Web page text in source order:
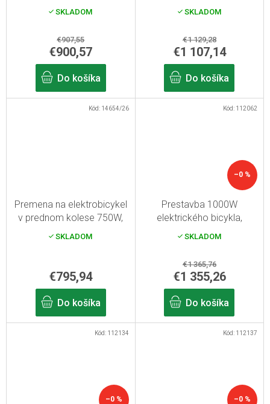
kapacita batérie 15,6Ah
SKLADOM
€907,55
€900,57
Do košíka
16Ah, kapacita rámovej
SKLADOM
€1 129,28
€1 107,14
Do košíka
Premena na elektrobicykel
v prednom kolese 750W,
kapacita 13Ah 26" batérie
SKLADOM
€795,94
Do košíka
Kód: 14654/26
–0 %
Prestavba 1000W
elektrického bicykla,
stredový pohon, kapacita
SKLADOM
€1 365,76
€1 355,26
Do košíka
Kód: 112062
–0 %
Kód: 112134
–0 %
Kód: 112137